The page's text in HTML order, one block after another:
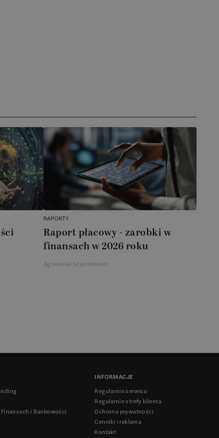
RAPORTY
Raport płacowy - zarobki w
finansach w 2026 roku
Agnieszka Szypielewicz
i Bankowości
INFORMACJE
Regulamin serwisu
Regulamin strefy klienta
Ochrona prywatności
Cenniki i reklama
Kontakt